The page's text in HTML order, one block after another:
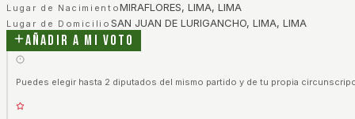
Lugar de NacimientoMIRAFLORES, LIMA, LIMA
Lugar de Domicilio SAN JUAN DE LURIGANCHO, LIMA, LIMA
Añadir a mi voto
Puedes elegir hasta 2 diputados del mismo partido y de tu propia